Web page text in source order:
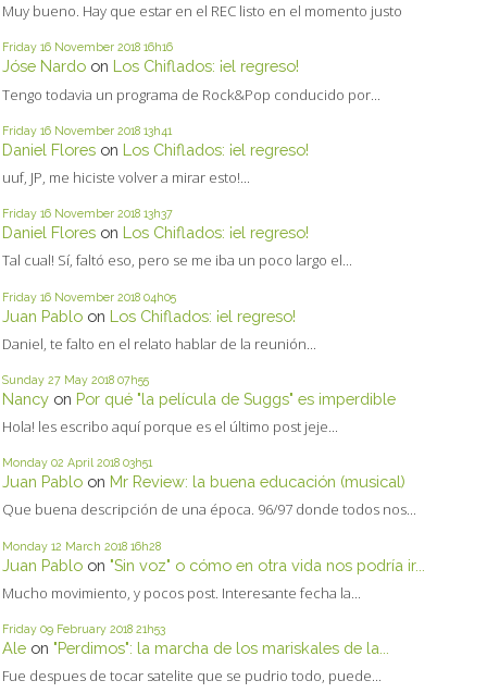
Muy bueno. Hay que estar en el REC listo en el momento justo
Friday 16 November 2018 16h16
Jóse Nardo on Los Chiflados: ¡el regreso!
Tengo todavia un programa de Rock&Pop conducido por...
Friday 16 November 2018 13h41
Daniel Flores on Los Chiflados: ¡el regreso!
uuf, JP, me hiciste volver a mirar esto!...
Friday 16 November 2018 13h37
Daniel Flores on Los Chiflados: ¡el regreso!
Tal cual! Sí, faltó eso, pero se me iba un poco largo el...
Friday 16 November 2018 04h05
Juan Pablo on Los Chiflados: ¡el regreso!
Daniel, te falto en el relato hablar de la reunión...
Sunday 27 May 2018 07h55
Nancy on Por qué "la película de Suggs" es imperdible
Hola! les escribo aquí porque es el último post jeje...
Monday 02 April 2018 03h51
Juan Pablo on Mr Review: la buena educación (musical)
Que buena descripción de una época. 96/97 donde todos nos...
Monday 12 March 2018 16h28
Juan Pablo on "Sin voz" o cómo en otra vida nos podría ir...
Mucho movimiento, y pocos post. Interesante fecha la...
Friday 09 February 2018 21h53
Ale on "Perdimos": la marcha de los mariskales de la...
Fue despues de tocar satelite que se pudrio todo, puede...